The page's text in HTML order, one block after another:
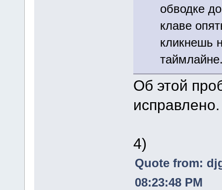
обводке
клаве
кликнешь
Об этой
исправлено.
4)
Quote from:
08:23:48 PM